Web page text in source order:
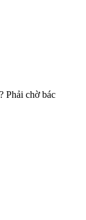
Phải chờ bác